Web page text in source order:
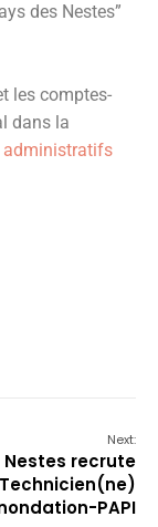
des Nestes”
les comptes-
dans la
administratifs
Next:
Nestes recrute
PAPI